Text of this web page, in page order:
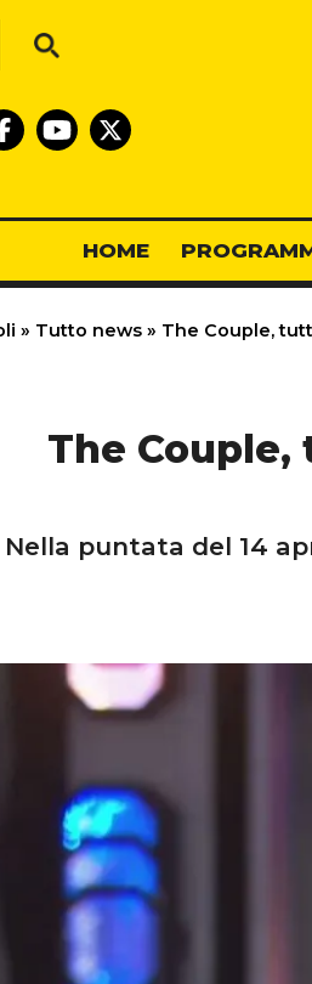
HOME
» Tutto news » The Couple,
The
Nella puntata del 14